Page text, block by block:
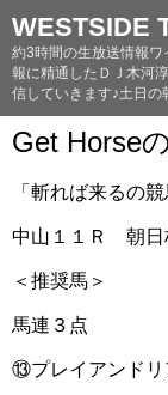
WESTSIDE
約3時間の生放送情報
報に精通したＤＪ木河
信していきます♪土日の
Get Horse
「斬れば来るの
中山１１Ｒ 朝日
＜推奨馬＞
馬連３点
⑬プレイアンド